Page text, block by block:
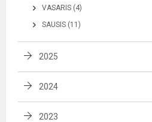
VASARIS (4)
SAUSIS (11)
2025
2024
2023